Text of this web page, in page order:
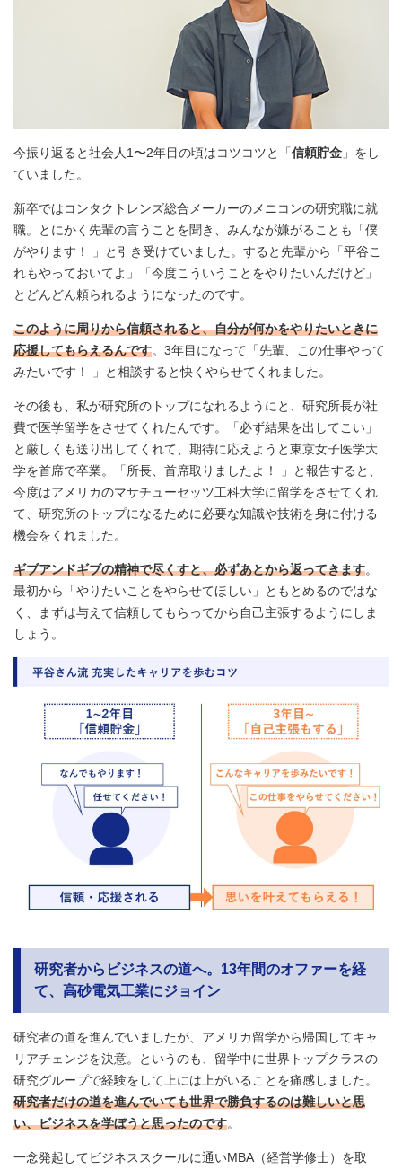
今振り返ると社会人1〜2年目の頃はコツコツと「信頼貯金 」をし
ていました。
新卒ではコンタクトレンズ総合メーカーのメニコンの研究職に就
職。とにかく先輩の言うことを聞き、みんなが嫌がることも「僕
がやります！ 」と引き受けていました。すると先輩から「平谷こ
れもやっておいてよ」「今度こういうことをやりたいんだけど」
とどんどん頼られるようになったのです。
このように周りから信頼されると、自分が何かをやりたいときに
応援してもらえるんです。3年目になって「先輩、この仕事やって
みたいです！ 」と相談すると快くやらせてくれました。
その後も、私が研究所のトップになれるようにと、研究所長が社
費で医学留学をさせてくれたんです。「必ず結果を出してこい」
と厳しくも送り出してくれて、期待に応えようと東京女子医学大
学を首席で卒業。「所長、首席取りましたよ！ 」と報告すると、
今度はアメリカのマサチューセッツ工科大学に留学をさせてくれ
て、研究所のトップになるために必要な知識や技術を身に付ける
機会をくれました。
ギブアンドギブの精神で尽くすと、必ずあとから返ってきます。
最初から「やりたいことをやらせてほしい」ともとめるのではな
く、まずは与えて信頼してもらってから自己主張するようにしま
しょう。
研究者からビジネスの道へ。13年間のオファーを経
て、高砂電気工業にジョイン
研究者の道を進んでいましたが、アメリカ留学から帰国してキャ
リアチェンジを決意。というのも、留学中に世界トップクラスの
研究グループで経験をして上には上がいることを痛感しました。
研究者だけの道を進んでいても世界で勝負するのは難しいと思
い、ビジネスを学ぼうと思ったのです。
一念発起してビジネススクールに通いMBA（経営学修士）を取